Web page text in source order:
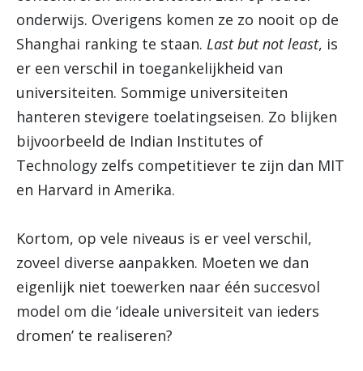
onderwijs. Overigens komen ze zo nooit op de
Shanghai ranking te staan. Last but not least, is
er een verschil in toegankelijkheid van
universiteiten. Sommige universiteiten
hanteren stevigere toelatingseisen. Zo blijken
bijvoorbeeld de Indian Institutes of
Technology zelfs competitiever te zijn dan MIT
en Harvard in Amerika.
Kortom, op vele niveaus is er veel verschil,
zoveel diverse aanpakken. Moeten we dan
eigenlijk niet toewerken naar één succesvol
model om die ‘ideale universiteit van ieders
dromen’ te realiseren?